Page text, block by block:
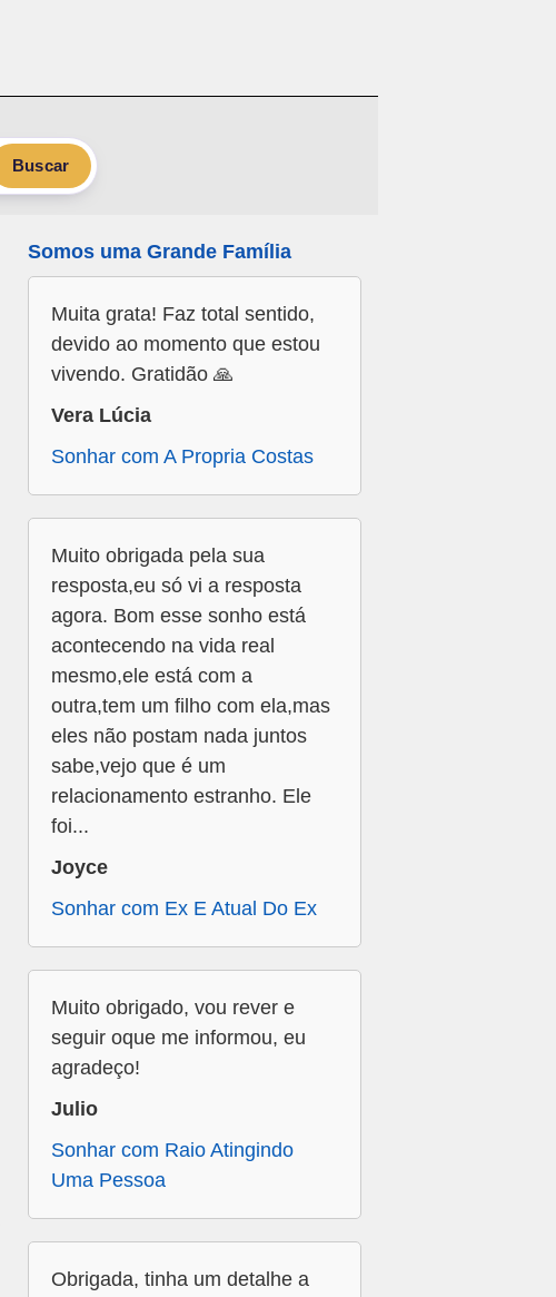
Buscar
Somos uma Grande Família
Muita grata! Faz total sentido,
devido ao momento que estou
vivendo. Gratidão 🙏
Vera Lúcia
Sonhar com A Propria Costas
Muito obrigada pela sua
resposta,eu só vi a resposta
agora. Bom esse sonho está
acontecendo na vida real
mesmo,ele está com a
outra,tem um filho com ela,mas
eles não postam nada juntos
sabe,vejo que é um
relacionamento estranho. Ele
foi...
Joyce
Sonhar com Ex E Atual Do Ex
Muito obrigado, vou rever e
seguir oque me informou, eu
agradeço!
Julio
Sonhar com Raio Atingindo
Uma Pessoa
Obrigada, tinha um detalhe a